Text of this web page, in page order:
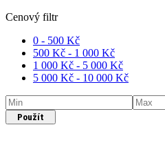
Cenový filtr
0 - 500 Kč
500 Kč - 1 000 Kč
1 000 Kč - 5 000 Kč
5 000 Kč - 10 000 Kč
Použít